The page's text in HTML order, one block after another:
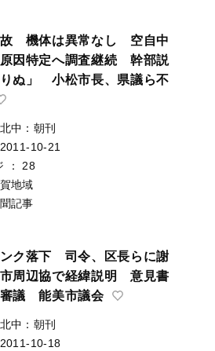
故 機体は異常なし 空自中
因特定へ調査継続 幹部説
ぬ」 小松市長、県議ら不
北中：朝刊
2011-10-21
：
28
地域
記事
ンク落下 司令、区長らに謝
周辺協で経緯説明 意見書
審議 能美市議会
北中：朝刊
2011-10-18